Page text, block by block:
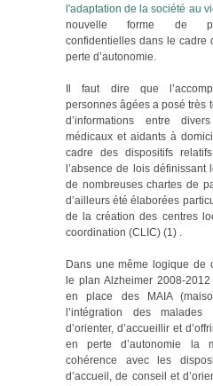
l'adaptation de la société au
nouvelle forme de
confidentielles dans le cadre
perte d’autonomie.
Il faut dire que
personnes âgées a posé très
d’informations entre
médicaux et aidants à
cadre des dispositifs
l’absence de lois définissant
de nombreuses chartes de
d’ailleurs été élaborées
de la création des centres
coordination (CLIC) (1) .
Dans une même logique de
le plan Alzheimer 2008-
en place des MAIA
l’intégration des malades
d’orienter, d’accueillir et
en perte d’autonomie la
cohérence avec les
d’accueil, de conseil et